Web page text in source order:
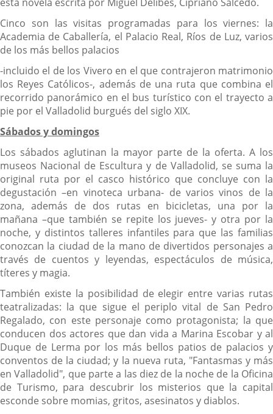
Cinco son las visitas programadas para los viernes: la
Academia de Caballería, el Palacio Real, Ríos de Luz, varios
de los más bellos palacios
-incluido el de los Vivero en el que contrajeron matrimonio
los Reyes Católicos-, además de una ruta que combina el
recorrido panorámico en el bus turístico con el trayecto a
pie por el Valladolid burgués del siglo XIX.
Sábados y domingos
Los sábados aglutinan la mayor parte de la oferta. A los
museos Nacional de Escultura y de Valladolid, se suma la
original ruta por el casco histórico que concluye con la
degustación –en vinoteca urbana- de varios vinos de la
zona, además de dos rutas en bicicletas, una por la
mañana –que también se repite los jueves- y otra por la
noche, y distintos talleres infantiles para que las familias
conozcan la ciudad de la mano de divertidos personajes a
través de cuentos y leyendas, espectáculos de música,
títeres y magia.
También existe la posibilidad de elegir entre varias rutas
teatralizadas: la que sigue el periplo vital de San Pedro
Regalado, con este personaje como protagonista; la que
conducen dos actores que dan vida a Marina Escobar y al
Duque de Lerma por los más bellos patios de palacios y
conventos de la ciudad; y la nueva ruta, "Fantasmas y más
en Valladolid", que parte a las diez de la noche de la Oficina
de Turismo, para descubrir los misterios que la capital
esconde sobre momias, gritos, asesinatos y diablos.